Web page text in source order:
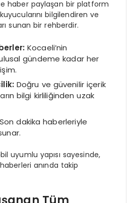
haber paylaşan bir platform
bilgilendiren ve
sunan bir rehberdir.
Kocaeli’nin
gündeme kadar her
Doğru ve güvenilir içerik
bilgi kirliliğinden uzak
Son dakika haberleriyle
uyumlu yapısı sayesinde,
anında takip
Tüm